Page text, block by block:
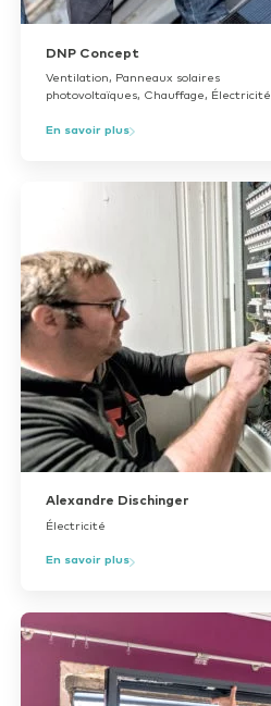
DNP Concept
Ventilation, Panneaux solaires
photovoltaïques, Chauffage, Électricité
En savoir plus
Alexandre Dischinger
Électricité
En savoir plus